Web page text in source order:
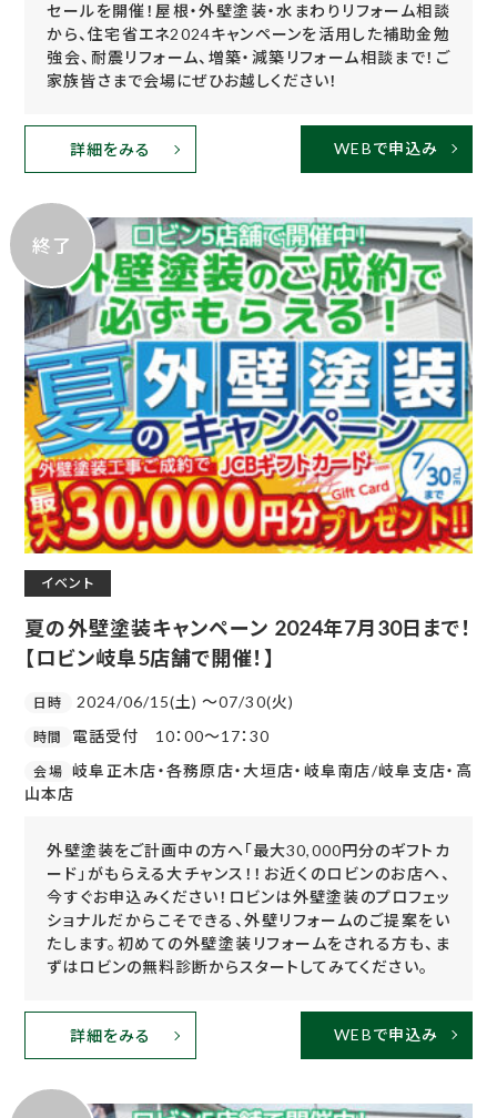
セールを開催！屋根・外壁塗装・水まわりリフォーム相談
から、住宅省エネ2024キャンペーンを活用した補助金勉
強会、耐震リフォーム、増築・減築リフォーム相談まで！ご
家族皆さまで会場にぜひお越しください！
詳細をみる WEBで申込み
終了
イベント
夏の外壁塗装キャンペーン 2024年7月30日まで！
【ロビン岐阜5店舗で開催！】
日時 2024/06/15(土) 〜07/30(火)
時間 電話受付 10：00～17：30
会場 岐阜正木店・各務原店・大垣店・岐阜南店/岐阜支店・高
山本店
外壁塗装をご計画中の方へ「最大30,000円分のギフトカ
ード」がもらえる大チャンス！！お近くのロビンのお店へ、
今すぐお申込みください！ロビンは外壁塗装のプロフェッ
ショナルだからこそできる、外壁リフォームのご提案をい
たします。初めての外壁塗装リフォームをされる方も、ま
ずはロビンの無料診断からスタートしてみてください。
詳細をみる WEBで申込み